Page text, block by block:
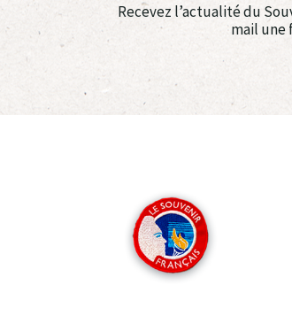
Recevez l’actualité du
mail une